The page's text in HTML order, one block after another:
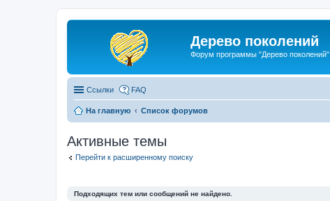
Дерево поколений
Форум программы "Дерево поколений"
Ссылки FAQ
На главную Список форумов
Активные темы
Перейти к расширенному поиску
Подходящих тем или сообщений не найдено.